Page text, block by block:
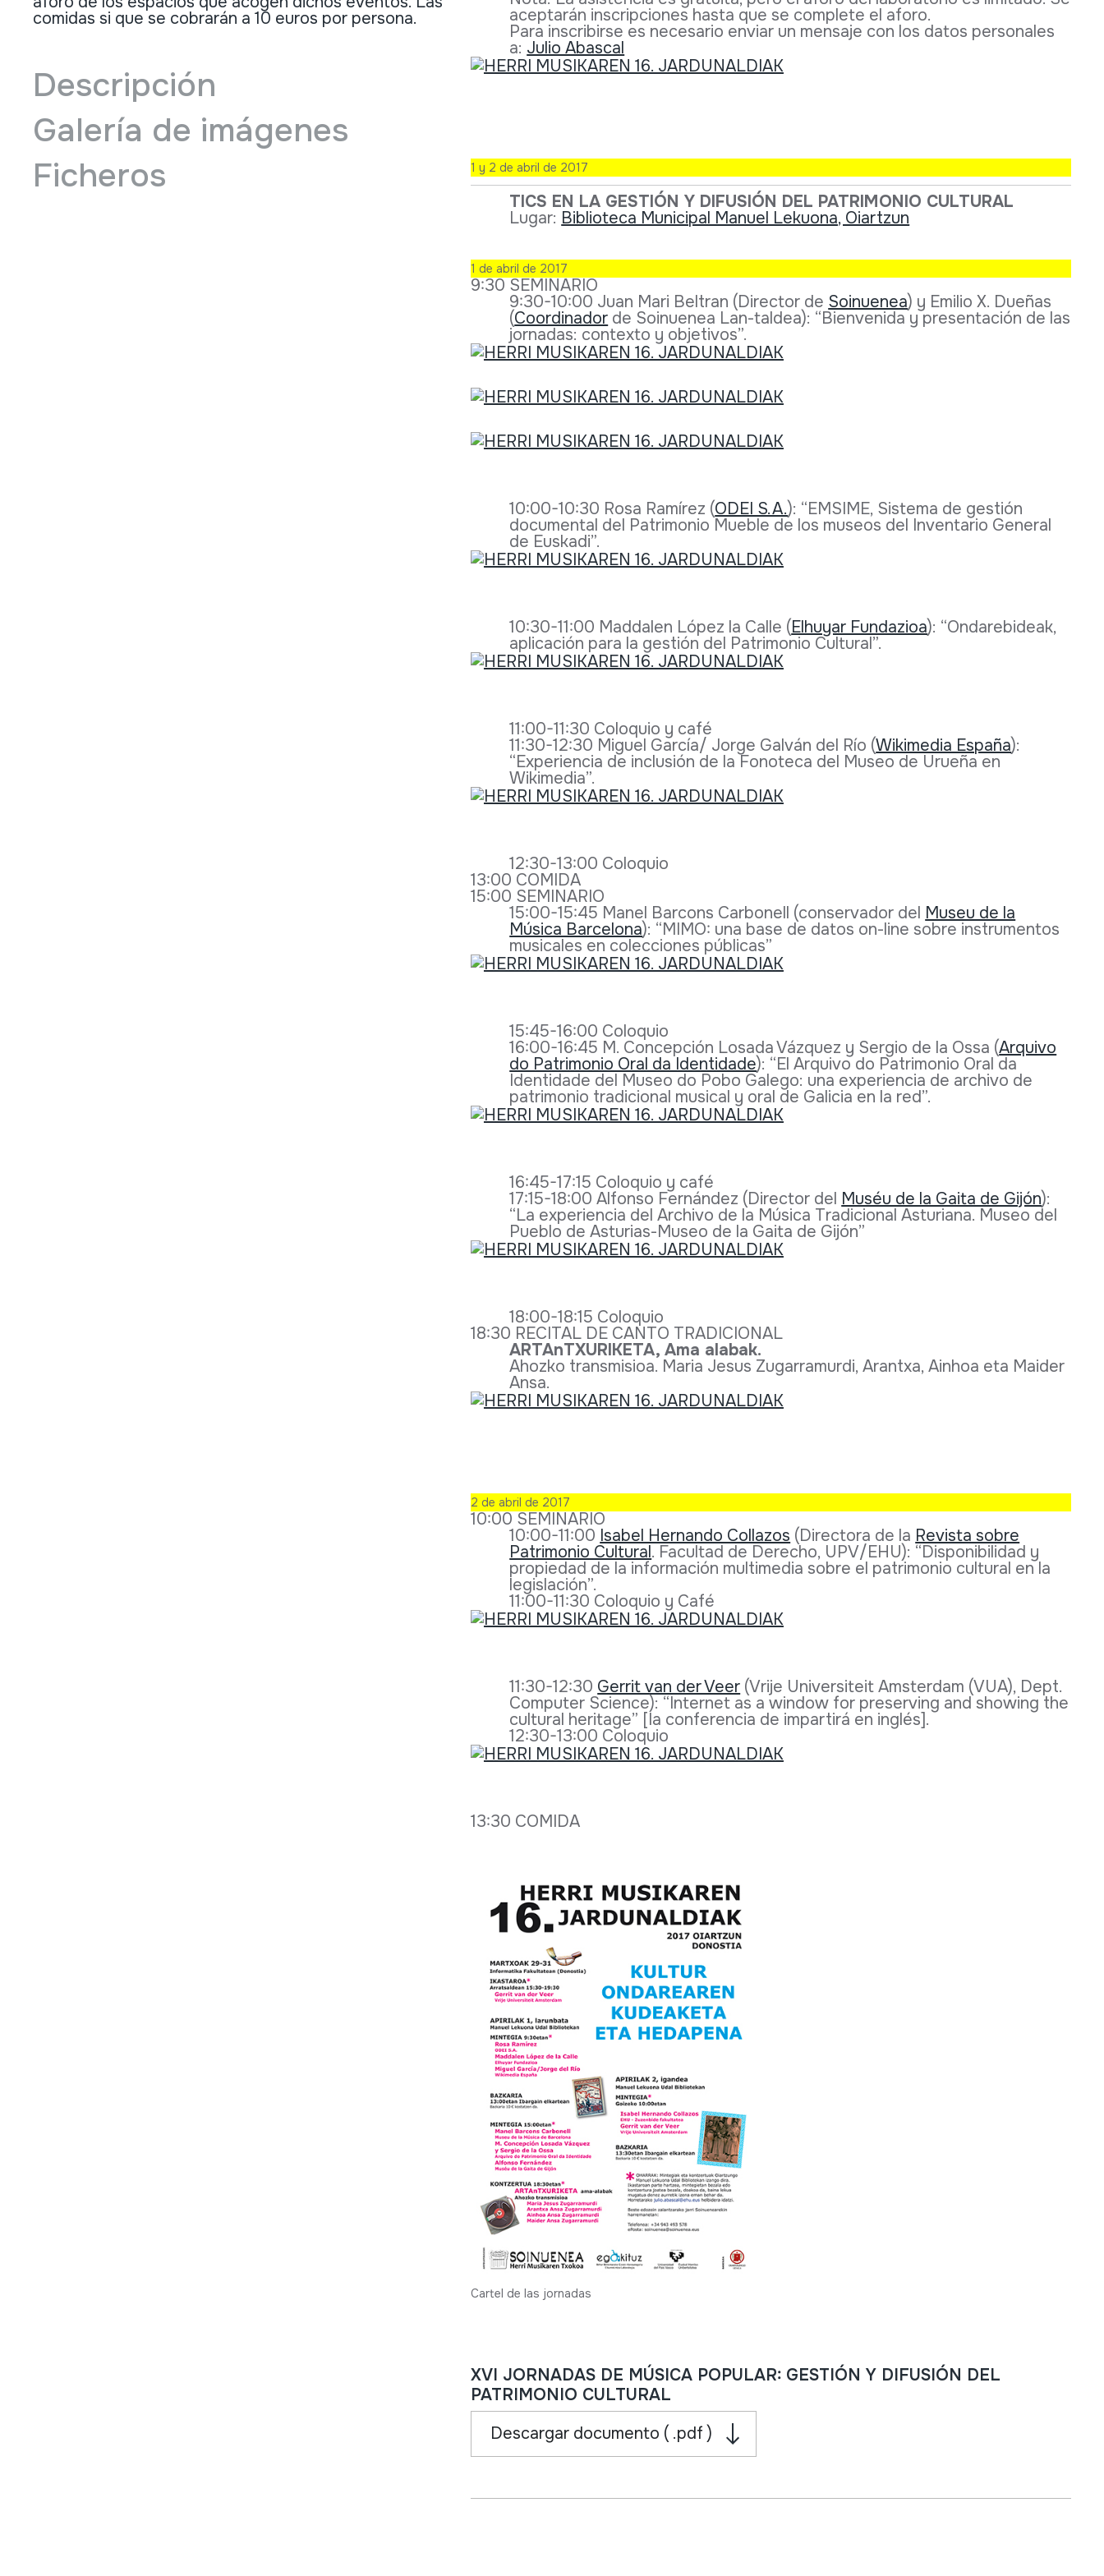
comidas si que se cobrarán a 10 euros por persona.
Descripción
Galería de imágenes
Ficheros
aceptarán inscripciones hasta que se complete el aforo.
Para inscribirse es necesario enviar un mensaje con los datos personales
a: Julio Abascal
1 y 2 de abril de 2017
TICS EN LA GESTIÓN Y DIFUSIÓN DEL PATRIMONIO CULTURAL
Lugar: Biblioteca Municipal Manuel Lekuona, Oiartzun
1 de abril de 2017
9:30 SEMINARIO
9:30-10:00 Juan Mari Beltran (Director de Soinuenea) y Emilio X. Dueñas
(Coordinador de Soinuenea Lan-taldea): “Bienvenida y presentación de las
jornadas: contexto y objetivos”.
10:00-10:30 Rosa Ramírez (ODEI S.A.): “EMSIME, Sistema de gestión
documental del Patrimonio Mueble de los museos del Inventario General
de Euskadi”.
10:30-11:00 Maddalen López la Calle (Elhuyar Fundazioa): “Ondarebideak,
aplicación para la gestión del Patrimonio Cultural”.
11:00-11:30 Coloquio y café
11:30-12:30 Miguel García/ Jorge Galván del Río (Wikimedia España):
“Experiencia de inclusión de la Fonoteca del Museo de Urueña en
Wikimedia”.
12:30-13:00 Coloquio
13:00 COMIDA
15:00 SEMINARIO
15:00-15:45 Manel Barcons Carbonell (conservador del Museu de la
Música Barcelona): “MIMO: una base de datos on-line sobre instrumentos
musicales en colecciones públicas”
15:45-16:00 Coloquio
16:00-16:45 M. Concepción Losada Vázquez y Sergio de la Ossa (Arquivo
do Patrimonio Oral da Identidade): “El Arquivo do Patrimonio Oral da
Identidade del Museo do Pobo Galego: una experiencia de archivo de
patrimonio tradicional musical y oral de Galicia en la red”.
16:45-17:15 Coloquio y café
17:15-18:00 Alfonso Fernández (Director del Muséu de la Gaita de Gijón):
“La experiencia del Archivo de la Música Tradicional Asturiana. Museo del
Pueblo de Asturias-Museo de la Gaita de Gijón”
18:00-18:15 Coloquio
18:30 RECITAL DE CANTO TRADICIONAL
ARTAnTXURIKETA, Ama alabak.
Ahozko transmisioa. Maria Jesus Zugarramurdi, Arantxa, Ainhoa eta Maider
Ansa.
2 de abril de 2017
10:00 SEMINARIO
10:00-11:00 Isabel Hernando Collazos (Directora de la Revista sobre
Patrimonio Cultural. Facultad de Derecho, UPV/EHU): “Disponibilidad y
propiedad de la información multimedia sobre el patrimonio cultural en la
legislación”.
11:00-11:30 Coloquio y Café
11:30-12:30 Gerrit van der Veer (Vrije Universiteit Amsterdam (VUA), Dept.
Computer Science): “Internet as a window for preserving and showing the
cultural heritage” [la conferencia de impartirá en inglés].
12:30-13:00 Coloquio
13:30 COMIDA
Cartel de las jornadas
XVI JORNADAS DE MÚSICA POPULAR: GESTIÓN Y DIFUSIÓN DEL
PATRIMONIO CULTURAL
Descargar documento ( .pdf )